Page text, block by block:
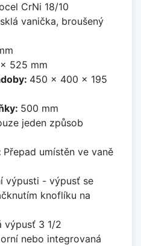
CrNi 18/10
vanička, broušený
525 mm
450 x 400 x 195
500 mm
jeden způsob
Přepad umístěn ve vaně
výpusti - výpusť se
knoflíku na
výpusť 3 1/2
nebo integrovaná